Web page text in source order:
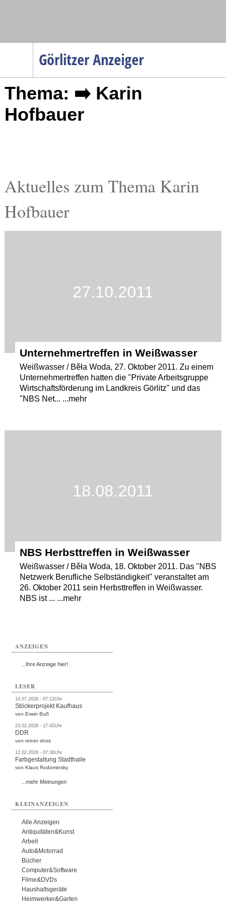
Görlitzer Anzeiger
Menüpunkte
Startseite
Gesellschaft
Gesundheit
Kultur
Thema: ➡️ Karin
Hofbauer
Aktuelles zum Thema Karin
Hofbauer
27.10.2011
Unternehmertreffen in Weißwasser
Weißwasser / Běła Woda, 27. Oktober 2011. Zu einem
Unternehmertreffen hatten die "Private Arbeitsgruppe
Wirtschaftsförderung im Landkreis Görlitz" und das
"NBS Net... ...mehr
18.08.2011
NBS Herbsttreffen in Weißwasser
Weißwasser / Běła Woda, 18. Oktober 2011. Das "NBS
Netzwerk Berufliche Selbständigkeit" veranstaltet am
26. Oktober 2011 sein Herbsttreffen in Weißwasser.
NBS ist ... ...mehr
ANZEIGEN
...Ihre Anzeige hier!
LESER
14.07.2026 - 07:12Uhr
Stöckerprojekt Kaufhaus
von Erwin Buß
23.02.2026 - 17:42Uhr
DDR
von reiner doss
12.02.2026 - 07:30Uhr
Farbgestaltung Stadthalle
von Klaus Rodominsky
...mehr Meinungen
KLEINANZEIGEN
Alle Anzeigen
Antiquitäten&Kunst
Arbeit
Auto&Motorrad
Bücher
Computer&Software
Filme&DVDs
Haushaltsgeräte
Heimwerker&Garten